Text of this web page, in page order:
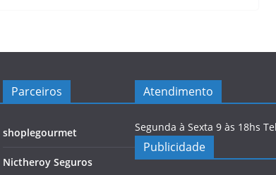
Parceiros
shoplegourmet
Nictheroy Seguros
Atendimento
Segunda à Sexta 9 às 18hs
Publicidade